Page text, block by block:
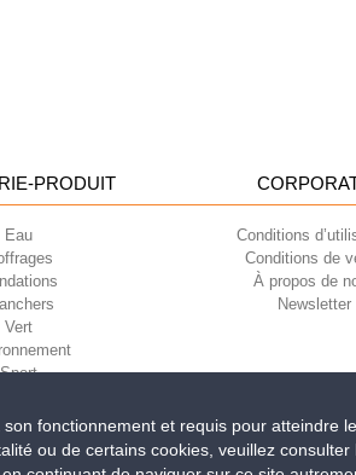
PRODUIT
Eau
Vert
Sport
Conditions
Conditions de
À propos de
Newsletter
6/8 - 35010 Grantorto (Padova) ITALY - Tel+39
fonctionnement et requis pour atteindre
ou de certains cookies, veuillez